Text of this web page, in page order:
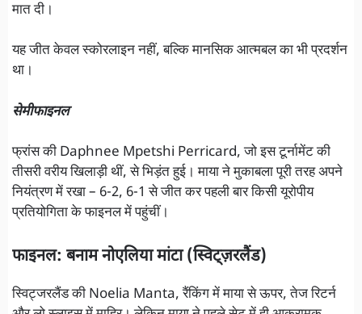
मात दी।
यह जीत केवल स्कोरलाइन नहीं, बल्कि मानसिक आत्मबल का भी प्रदर्शन
था।
सेमीफाइनल
फ्रांस की Daphnee Mpetshi Perricard, जो इस टूर्नामेंट की
तीसरी वरीय खिलाड़ी थीं, से भिड़ंत हुई। माया ने मुकाबला पूरी तरह अपने
नियंत्रण में रखा – 6-2, 6-1 से जीत कर पहली बार किसी यूरोपीय
प्रतियोगिता के फाइनल में पहुंचीं।
फाइनल: बनाम नोएलिया मांटा (स्विट्ज़रलैंड)
स्विट्जरलैंड की Noelia Manta, रैंकिंग में माया से ऊपर, तेज रिटर्न